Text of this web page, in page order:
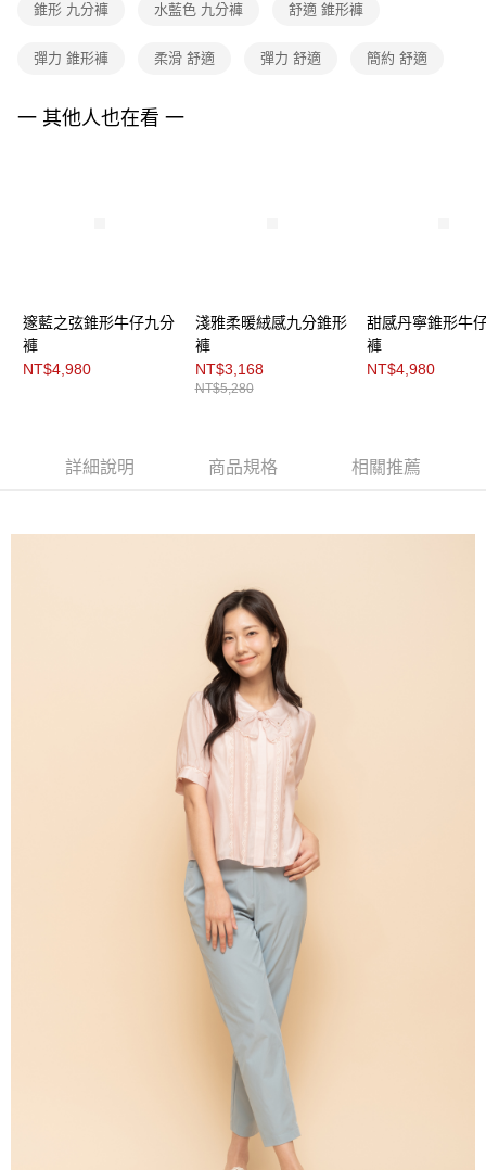
購買商品的店家。未經商家同意取消之訂單仍視為有效，需透過AFTEE先享
※ 交易是否成功請以「AFTEE先享後付 」之結帳頁面顯示為準，若有關於
是否繳費成功／繳費後需取消欲退款等相關疑問，請聯繫「AFTEE先享後付
【注意事項】
時審查核予不同之上限額度；若仍有額度不足之情形，本公司將視審查結果
請求用戶進行身份認證。
５．嚴禁一人註冊多個帳號或使用他人資訊註冊。若發現惡意使用之情形，
恩沛科技股份有限公司將有權停止該用戶之使用額度並採取法律行動。
每筆NT$90，滿NT$3,600(含以上)免運費
付款後7-11取貨
黑貓宅配
錐形 九分褲 水藍色 九分褲 舒適 錐形褲
彈力 錐形褲 柔滑 舒適 彈力 舒適 簡約 舒適
一 其他人也在看 一
邃藍之弦錐形牛仔九分
褲
NT$4,980
淺雅柔暖絨感九分錐形
褲
NT$3,168
NT$5,280
甜感丹寧錐形牛
褲
NT$4,980
詳細說明 商品規格 相關推薦